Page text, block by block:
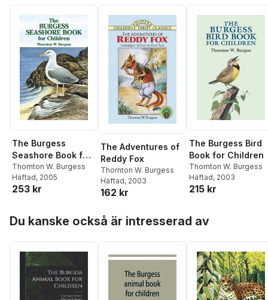
The Burgess
Seashore Book for
Children
Thornton W. Burgess
Häftad, 2005
253 kr
The Adventures of
Reddy Fox
Thornton W. Burgess
Häftad, 2003
162 kr
The Burgess Bird
Book for Children
Thornton W. Burgess
Häftad, 2003
215 kr
Du kanske också är intresserad av